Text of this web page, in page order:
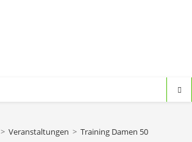
> Veranstaltungen > Training Damen 50